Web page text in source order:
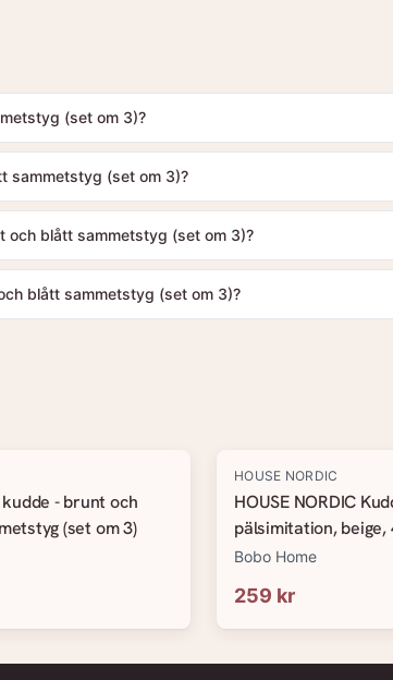
(set om 3)?
sammetstyg (set om 3)?
och blått sammetstyg (set om 3)?
blått sammetstyg (set om 3)?
- brunt och
(set om 3)
HOUSE NORDIC
HOUSE NORDIC
pälsimitation, beige,
Bobo Home
259 kr